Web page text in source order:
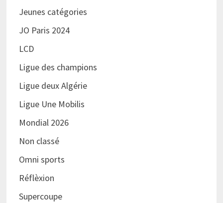
Jeunes catégories
JO Paris 2024
LCD
Ligue des champions
Ligue deux Algérie
Ligue Une Mobilis
Mondial 2026
Non classé
Omni sports
Réflèxion
Supercoupe